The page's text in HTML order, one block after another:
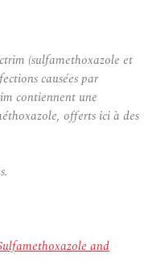
(sulfamethoxazole et
causées par
contiennent une
offerts ici à des
and